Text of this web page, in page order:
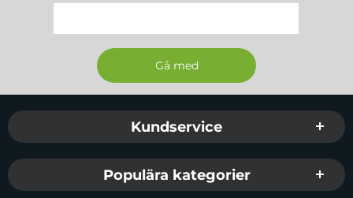
Sidfot Blandad info och länkar
Kundservice
Populära kategorier